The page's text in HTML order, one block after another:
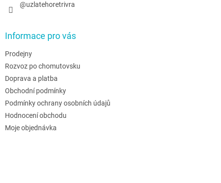
@uzlatehoretrivra
Informace pro vás
Prodejny
Rozvoz po chomutovsku
Doprava a platba
Obchodní podmínky
Podmínky ochrany osobních údajů
Hodnocení obchodu
Moje objednávka